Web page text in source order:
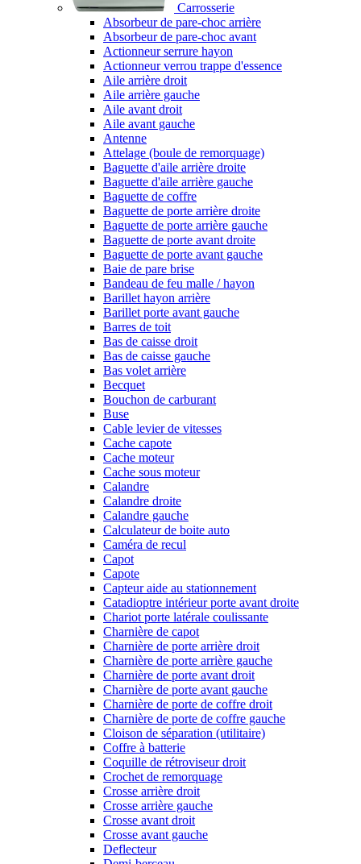
Carrosserie
Absorbeur de pare-choc arrière
Absorbeur de pare-choc avant
Actionneur serrure hayon
Actionneur verrou trappe d'essence
Aile arrière droit
Aile arrière gauche
Aile avant droit
Aile avant gauche
Antenne
Attelage (boule de remorquage)
Baguette d'aile arrière droite
Baguette d'aile arrière gauche
Baguette de coffre
Baguette de porte arrière droite
Baguette de porte arrière gauche
Baguette de porte avant droite
Baguette de porte avant gauche
Baie de pare brise
Bandeau de feu malle / hayon
Barillet hayon arrière
Barillet porte avant gauche
Barres de toit
Bas de caisse droit
Bas de caisse gauche
Bas volet arrière
Becquet
Bouchon de carburant
Buse
Cable levier de vitesses
Cache capote
Cache moteur
Cache sous moteur
Calandre
Calandre droite
Calandre gauche
Calculateur de boite auto
Caméra de recul
Capot
Capote
Capteur aide au stationnement
Catadioptre intérieur porte avant droite
Chariot porte latérale coulissante
Charnière de capot
Charnière de porte arrière droit
Charnière de porte arrière gauche
Charnière de porte avant droit
Charnière de porte avant gauche
Charnière de porte de coffre droit
Charnière de porte de coffre gauche
Cloison de séparation (utilitaire)
Coffre à batterie
Coquille de rétroviseur droit
Crochet de remorquage
Crosse arrière droit
Crosse arrière gauche
Crosse avant droit
Crosse avant gauche
Deflecteur